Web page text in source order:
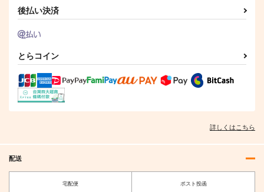
後払い決済
とらコイン
詳しくはこちら
配送
宅配便 ポスト投函